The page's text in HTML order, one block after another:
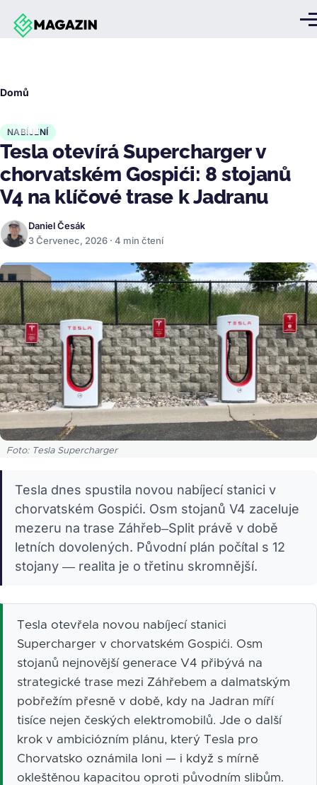
Přejít k hlavnímu obsahu
Domů
NABÍJENÍ
Tesla otevírá Supercharger v
chorvatském Gospići: 8 stojanů
V4 na klíčové trase k Jadranu
Daniel Česák
3 Červenec, 2026 · 4 min čtení
Foto: Tesla Supercharger
Tesla dnes spustila novou nabíjecí stanici v
chorvatském Gospići. Osm stojanů V4 zaceluje
mezeru na trase Záhřeb–Split právě v době
letních dovolených. Původní plán počítal s 12
stojany — realita je o třetinu skromnější.
Tesla otevřela novou nabíjecí stanici
Supercharger v chorvatském Gospići. Osm
stojanů nejnovější generace V4 přibývá na
strategické trase mezi Záhřebem a dalmatským
pobřežím přesně v době, kdy na Jadran míří
tisíce nejen českých elektromobilů. Jde o další
krok v ambiciózním plánu, který Tesla pro
Chorvatsko oznámila loni — i když s mírně
okleštěnou kapacitou oproti původním slibům.